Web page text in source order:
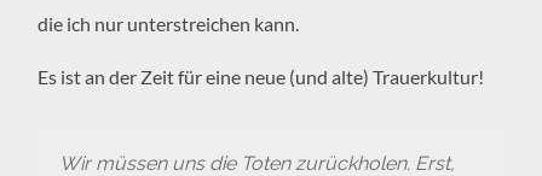
die ich nur unterstreichen kann.
Es ist an der Zeit für eine neue (und alte) Trauerkultur!
Wir müssen uns die Toten zurückholen. Erst,